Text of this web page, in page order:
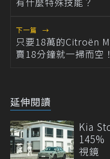
下一篇 →
只要18萬的Citroën
賣18分鐘就一掃而空！
延伸閱讀
Kia
145%
視鏡